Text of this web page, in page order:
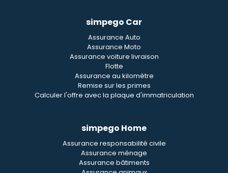
simpego Car
Assurance Auto
Assurance Moto
Assurance voiture livraison
Flotte
Assurance au kilomètre
Remise sur les primes
Calculer l'offre avec la plaque d'immatriculation
simpego Home
Assurance responsabilité civile
Assurance ménage
Assurance bâtiments